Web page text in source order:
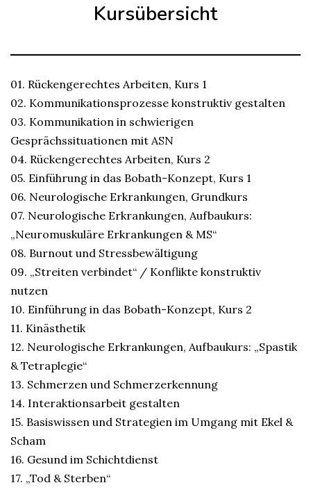
Kursübersicht
01. Rückengerechtes Arbeiten, Kurs 1
02. Kommunikationsprozesse konstruktiv gestalten
03. Kommunikation in schwierigen
Gesprächssituationen mit ASN
04. Rückengerechtes Arbeiten, Kurs 2
05. Einführung in das Bobath-Konzept, Kurs 1
06. Neurologische Erkrankungen, Grundkurs
07. Neurologische Erkrankungen, Aufbaukurs:
„Neuromuskuläre Erkrankungen & MS“
08. Burnout und Stressbewältigung
09. „Streiten verbindet“ / Konflikte konstruktiv
nutzen
10. Einführung in das Bobath-Konzept, Kurs 2
11. Kinästhetik
12. Neurologische Erkrankungen, Aufbaukurs: „Spastik
& Tetraplegie“
13. Schmerzen und Schmerzerkennung
14. Interaktionsarbeit gestalten
15. Basiswissen und Strategien im Umgang mit Ekel &
Scham
16. Gesund im Schichtdienst
17. „Tod & Sterben“